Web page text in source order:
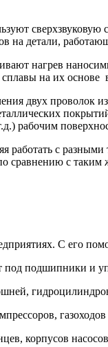
на детали,
нагрев
на их основе
двух проволок
рабочим
с
сравнению с
С его
под подшипники и
корпусов